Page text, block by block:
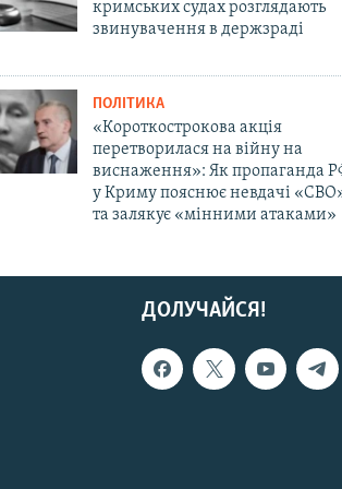
кримських судах розглядають
звинувачення в держзраді
ПОЛІТИКА
«Короткострокова акція
перетворилася на війну на
виснаження»: Як пропаганда
у Криму пояснює невдачі
та залякує «мінними атаками»
ДОЛУЧАЙСЯ!